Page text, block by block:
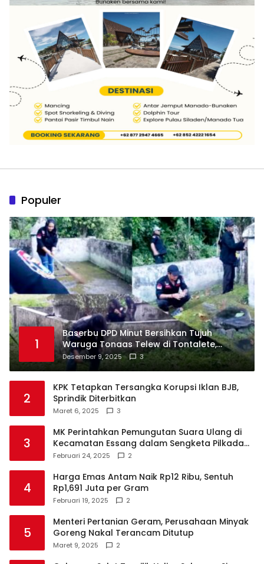
Populer
1
Baserbu DPD Minut Bersihkan Tujuh
Waruga Tonaas Telew di Tontalete,
Agenda Rutin Pelestarian Jejak Leluhur
Minahasa
Desember 9, 2025 3
2
KPK Tetapkan Tersangka Korupsi Iklan BJB,
Sprindik Diterbitkan
Maret 6, 2025 3
3
MK Perintahkan Pemungutan Suara Ulang di
Kecamatan Essang dalam Sengketa Pilkada
Talaud
Februari 24, 2025 2
4
Harga Emas Antam Naik Rp12 Ribu, Sentuh
Rp1,691 Juta per Gram
Februari 19, 2025 2
5
Menteri Pertanian Geram, Perusahaan Minyak
Goreng Nakal Terancam Ditutup
Maret 9, 2025 2